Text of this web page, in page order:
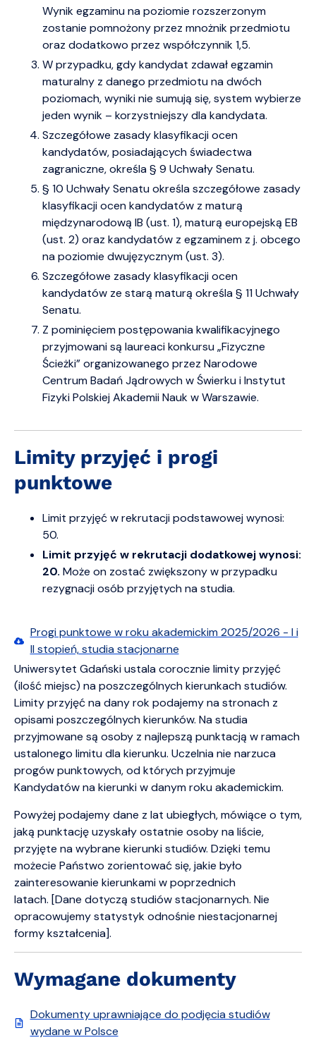
Wynik egzaminu na poziomie rozszerzonym
zostanie pomnożony przez mnożnik przedmiotu
oraz dodatkowo przez współczynnik 1,5.
W przypadku, gdy kandydat zdawał egzamin
maturalny z danego przedmiotu na dwóch
poziomach, wyniki nie sumują się, system wybierze
jeden wynik – korzystniejszy dla kandydata.
Szczegółowe zasady klasyfikacji ocen
kandydatów, posiadających świadectwa
zagraniczne, określa § 9 Uchwały Senatu.
§ 10 Uchwały Senatu określa szczegółowe zasady
klasyfikacji ocen kandydatów z maturą
międzynarodową IB (ust. 1), maturą europejską EB
(ust. 2) oraz kandydatów z egzaminem z j. obcego
na poziomie dwujęzycznym (ust. 3).
Szczegółowe zasady klasyfikacji ocen
kandydatów ze starą maturą określa § 11 Uchwały
Senatu.
Z pominięciem postępowania kwalifikacyjnego
przyjmowani są laureaci konkursu „Fizyczne
Ścieżki” organizowanego przez Narodowe
Centrum Badań Jądrowych w Świerku i Instytut
Fizyki Polskiej Akademii Nauk w Warszawie.
Limity przyjęć i progi
punktowe
Limit przyjęć w rekrutacji podstawowej wynosi:
50.
Limit przyjęć w rekrutacji dodatkowej wynosi:
20. Może on zostać zwiększony w przypadku
rezygnacji osób przyjętych na studia.
Progi punktowe w roku akademickim 2025/2026 - I i
II stopień, studia stacjonarne
Uniwersytet Gdański ustala corocznie limity przyjęć
(ilość miejsc) na poszczególnych kierunkach studiów.
Limity przyjęć na dany rok podajemy na stronach z
opisami poszczególnych kierunków. Na studia
przyjmowane są osoby z najlepszą punktacją w ramach
ustalonego limitu dla kierunku. Uczelnia nie narzuca
progów punktowych, od których przyjmuje
Kandydatów na kierunki w danym roku akademickim.
Powyżej podajemy dane z lat ubiegłych, mówiące o tym,
jaką punktację uzyskały ostatnie osoby na liście,
przyjęte na wybrane kierunki studiów. Dzięki temu
możecie Państwo zorientować się, jakie było
zainteresowanie kierunkami w poprzednich
latach. [Dane dotyczą studiów stacjonarnych. Nie
opracowujemy statystyk odnośnie niestacjonarnej
formy kształcenia].
Wymagane dokumenty
Dokumenty uprawniające do podjęcia studiów
wydane w Polsce